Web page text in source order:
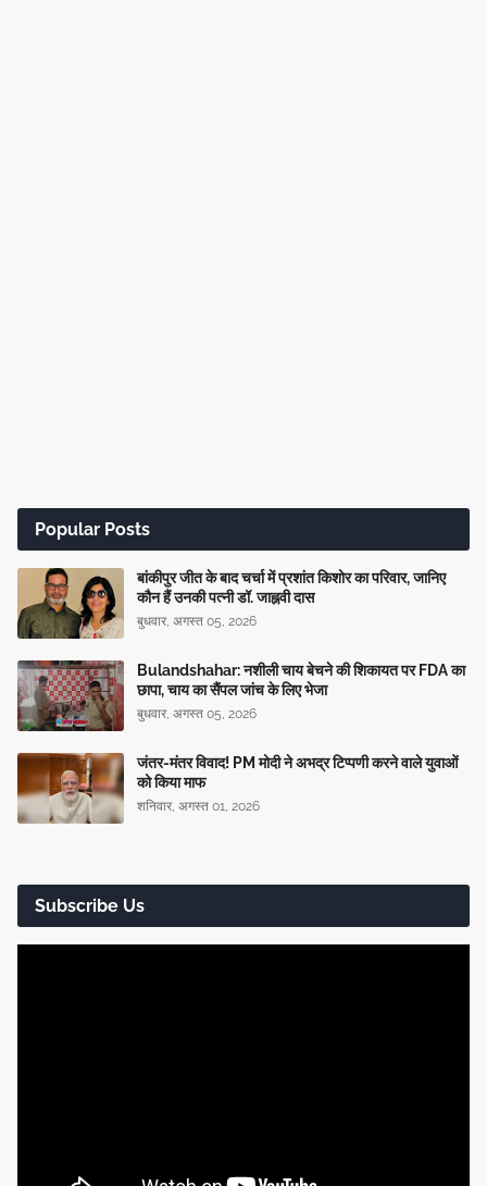
Popular Posts
बांकीपुर जीत के बाद चर्चा में प्रशांत किशोर का परिवार, जानिए
कौन हैं उनकी पत्नी डॉ. जाह्नवी दास
बुधवार, अगस्त 05, 2026
Bulandshahar: नशीली चाय बेचने की शिकायत पर FDA का
छापा, चाय का सैंपल जांच के लिए भेजा
बुधवार, अगस्त 05, 2026
जंतर-मंतर विवाद! PM मोदी ने अभद्र टिप्पणी करने वाले युवाओं
को किया माफ
शनिवार, अगस्त 01, 2026
Subscribe Us